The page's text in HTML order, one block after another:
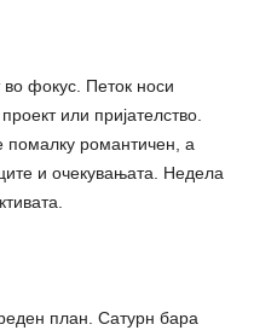
во фокус. Петок носи
или пријателство.
романтичен, а
и очекувањата. Недела
план. Сатурн бара